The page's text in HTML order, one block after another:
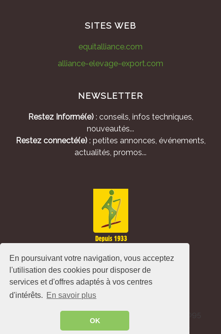
En poursuivant votre navigation, vous acceptez
l'utilisation des cookies pour disposer de
services et d'offres adaptés à vos centres
d'intérêts. En savoir plus
OK
SITES WEB
equitalliance.com
alliance-elevage-export.com
NEWSLETTER
Restez Informé(e): conseils, infos techniques,
nouveautés...
Restez connecté(e): petites annonces, événements,
actualités, promos...
Alliance Pastorale - Avenue de l'Europe - CS 80095
-86502 Montmorillon Cedex - France ©